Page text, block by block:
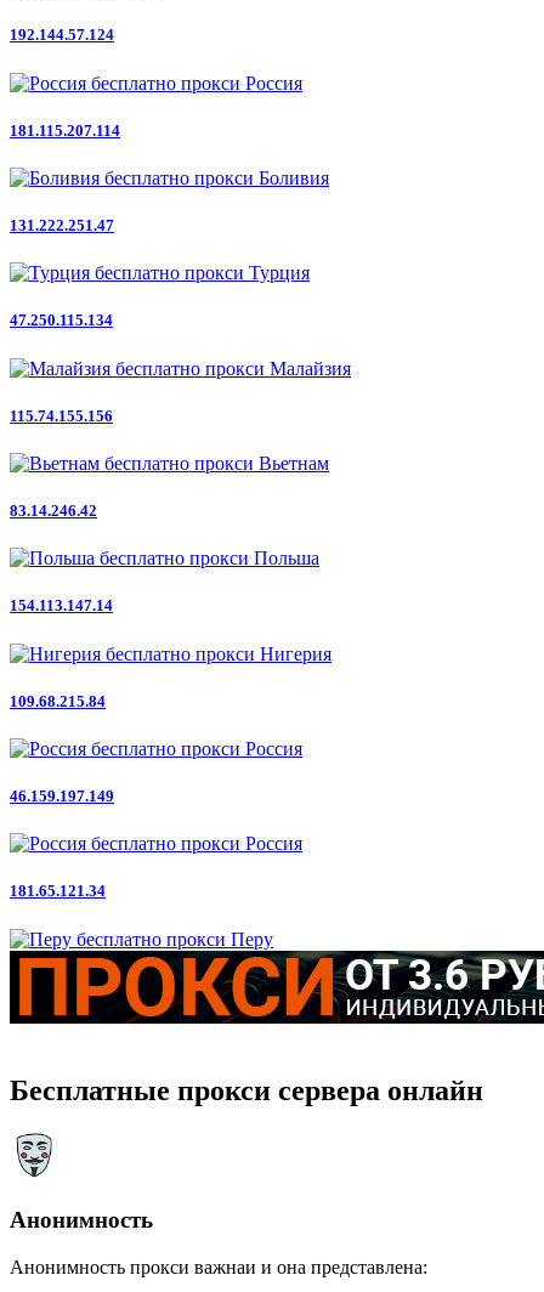
192.144.57.124
Россия
181.115.207.114
Боливия
131.222.251.47
Турция
47.250.115.134
Малайзия
115.74.155.156
Вьетнам
83.14.246.42
Польша
154.113.147.14
Нигерия
109.68.215.84
Россия
46.159.197.149
Россия
181.65.121.34
Перу
Бесплатные прокси сервера онлайн
Анонимность
Анонимность прокси важнаи и она представлена: